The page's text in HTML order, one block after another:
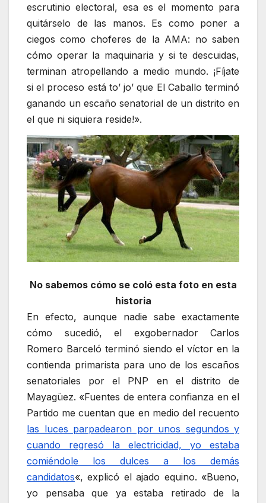
escrutinio electoral, esa es el momento para
quitárselo de las manos. Es como poner a
ciegos como choferes de la AMA: no saben
cómo operar la maquinaria y si te descuidas,
terminan atropellando a medio mundo. ¡Fíjate
si el proceso está to’ jo’ que El Caballo terminó
ganando un escaño senatorial de un distrito en
el que ni siquiera reside!».
No sabemos cómo se coló esta foto en esta
historia
En efecto, aunque nadie sabe exactamente
cómo sucedió, el exgobernador Carlos
Romero Barceló terminó siendo el víctor en la
contienda primarista para uno de los escaños
senatoriales por el PNP en el distrito de
Mayagüez. «Fuentes de entera confianza en el
Partido me cuentan que en medio del recuento
las luces parpadearon por unos segundos y
cuando regresó la electricidad, yo estaba
comiéndole los dulces a los demás
candidatos«, explicó el ajado equino. «Bueno,
yo pensaba que ya estaba retirado de la